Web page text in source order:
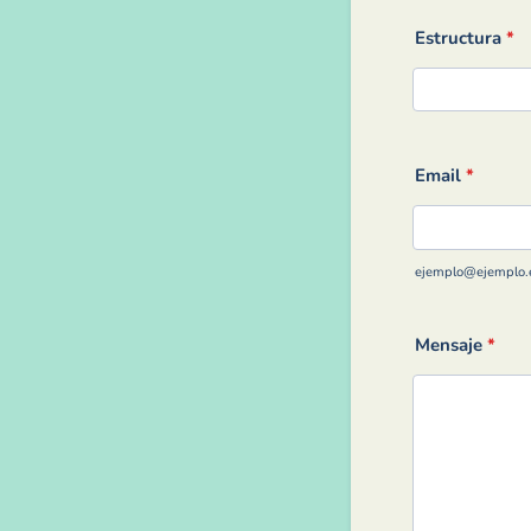
Estructura *
Email *
Mensaje *